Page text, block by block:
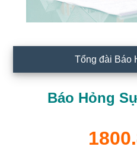
Tổng đài Báo
Báo Hỏng